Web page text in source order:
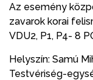
Az esemény
zavarok korai
VDU2, P1, P4- 8
Helyszín: Samú
Testvériség-